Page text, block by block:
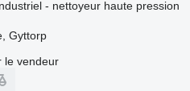
- nettoyeur haute pression
Gyttorp
le vendeur